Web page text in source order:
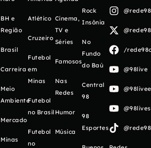
BH e
Região
Brasil
Carreira
Meio
Ambiente
Mercado
Minas
Atlético
Cruzeiro
Futebol
em
Minas
Futebol
no Brasil
Futebol
no
Cinema,
TV e
Séries
Famosos
Nas
Redes
Humor
Música
Rock
Insônia
No
Fundo
do Baú
Central
98
98
Esportes
/
@98live